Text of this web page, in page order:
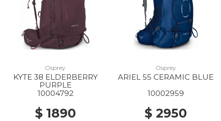
Osprey
KYTE 38 ELDERBERRY
PURPLE
10004792
$ 1890
Osprey
ARIEL 55 CERAMIC BLUE
10002959
$ 2950